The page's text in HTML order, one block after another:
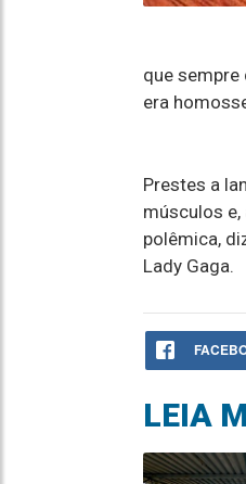
que sempre
era
Prestes a
músculos
polêmica,
Lady Gaga.
LEIA